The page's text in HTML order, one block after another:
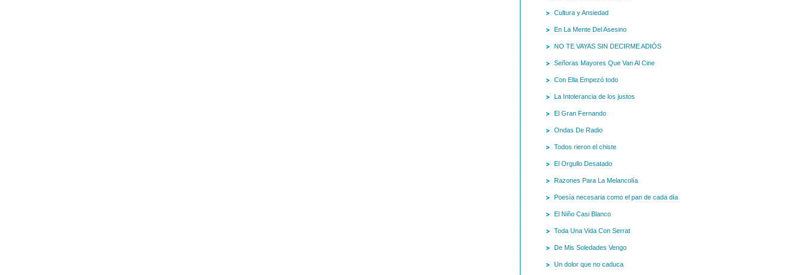
Cultura y Ansiedad
En La Mente Del Asesino
NO TE VAYAS SIN DECIRME ADIÓS
Señoras Mayores Que Van Al Cine
Con Ella Empezó todo
La Intolerancia de los justos
El Gran Fernando
Ondas De Radio
Todos rieron el chiste
El Orgullo Desatado
Razones Para La Melancolía
Poesía necesaria como el pan de cada día
El Niño Casi Blanco
Toda Una Vida Con Serrat
De Mis Soledades Vengo
Un dolor que no caduca